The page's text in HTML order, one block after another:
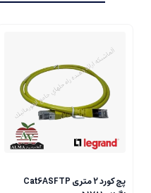
پچ کورد 2 متری Cat6ASFTP